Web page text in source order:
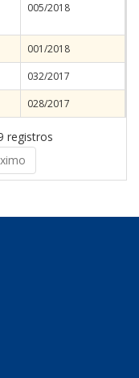
005/2018
001/2018
032/2017
028/2017
registros